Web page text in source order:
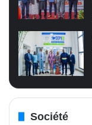
Société